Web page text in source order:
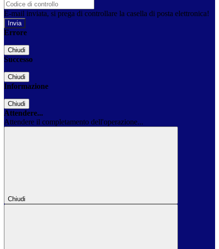
E-mail inviata, si prega di controllare la casella di posta elettronica!
Errore
Chiudi
Successo
Chiudi
Informazione
Chiudi
Attendere...
Attendere il completamento dell'operazione...
Chiudi